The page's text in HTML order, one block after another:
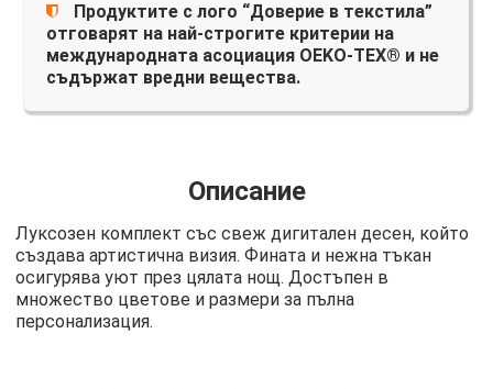
Продуктите с лого “Доверие в текстила”
отговарят на най-строгите критерии на
международната асоциация OEKO-TEX® и не
съдържат вредни вещества.
Описание
Луксозен комплект със свеж дигитален десен, който
създава артистична визия. Фината и нежна тъкан
осигурява уют през цялата нощ. Достъпен в
множество цветове и размери за пълна
персонализация.